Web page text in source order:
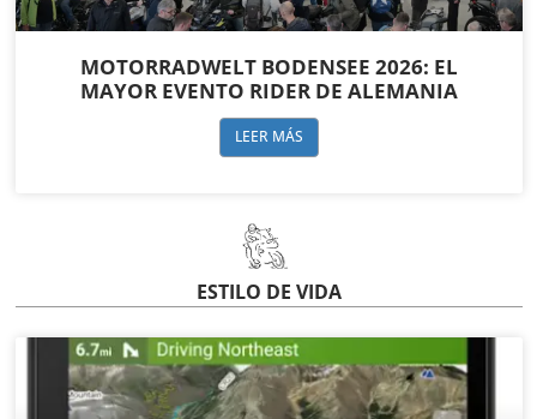
MOTORRADWELT BODENSEE 2026: EL
MAYOR EVENTO RIDER DE ALEMANIA
LEER MÁS
ESTILO DE VIDA